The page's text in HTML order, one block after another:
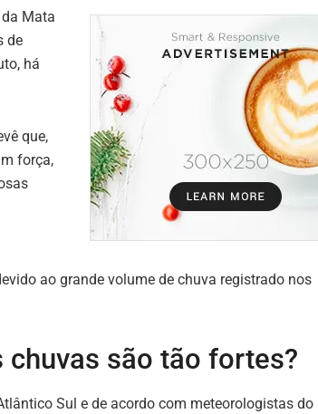
da Mata
de
há
que,
força,
ao grande volume de chuva registrado nos
chuvas são tão fortes?
Sul e de acordo com meteorologistas do